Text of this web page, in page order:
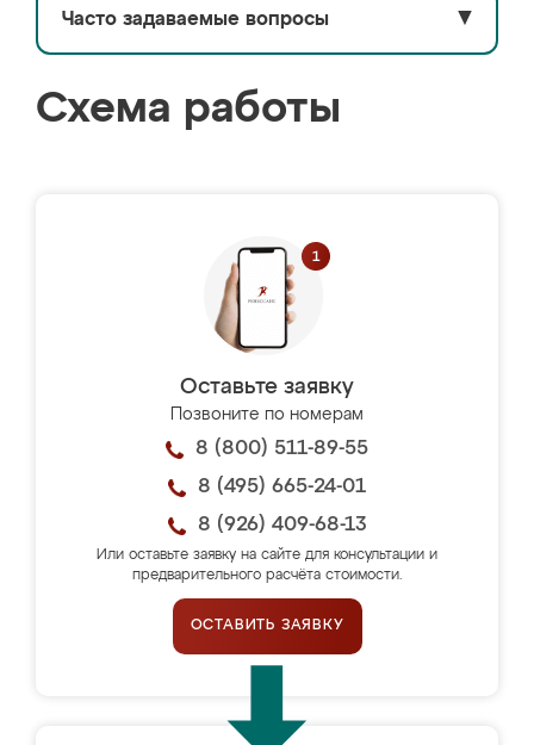
Часто задаваемые вопросы ▼
Схема работы
Оставьте заявку
Позвоните по номерам
8 (800) 511-89-55
8 (495) 665-24-01
8 (926) 409-68-13
Или оставьте заявку на сайте для консультации и
предварительного расчёта стоимости.
ОСТАВИТЬ ЗАЯВКУ